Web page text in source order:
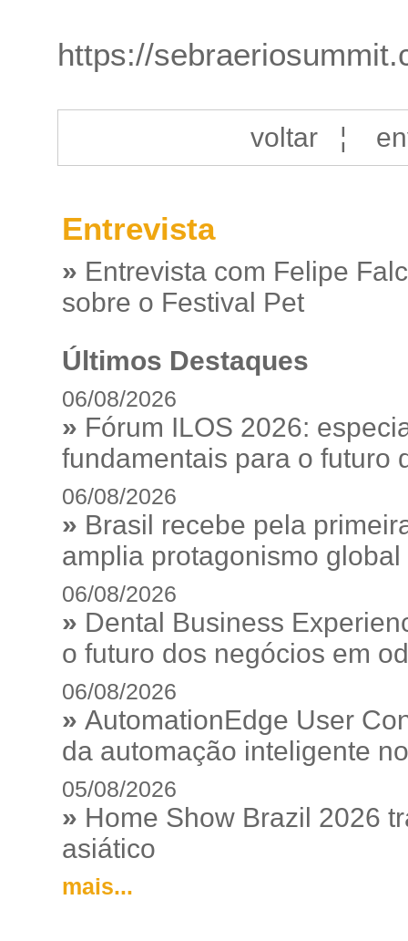
https://
voltar¦
Entrevista
» Entrevista com Felipe
sobre o Festival Pet
Últimos Destaques
06/08/2026
» Fórum ILOS 2026:
fundamentais para o futuro
06/08/2026
» Brasil recebe pela
amplia protagonismo
06/08/2026
» Dental Business
o futuro dos negócios em
06/08/2026
» AutomationEdge User
da automação inteligente
05/08/2026
» Home Show Brazil 2026
asiático
mais...